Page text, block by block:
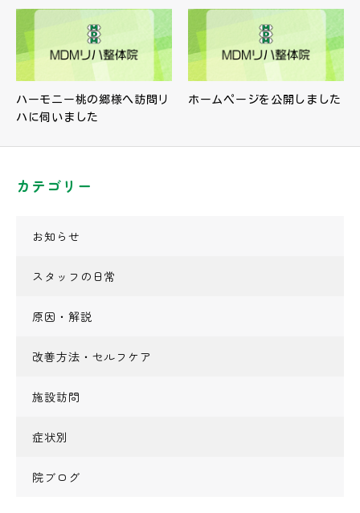
ハーモニー桃の郷様へ訪問リ
ハに伺いました
ホームページを公開しました
カテゴリー
お知らせ
スタッフの日常
原因・解説
改善方法・セルフケア
施設訪問
症状別
院ブログ